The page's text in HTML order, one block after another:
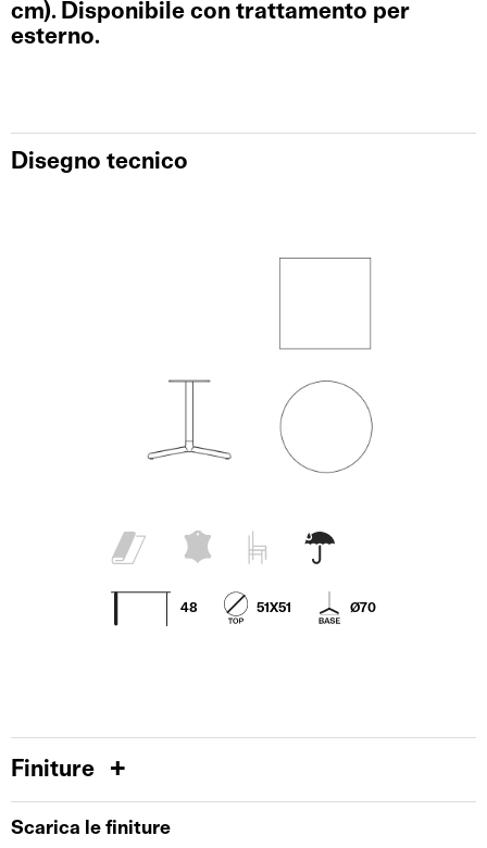
cm). Disponibile con trattamento per
esterno.
Disegno tecnico
48 51X51 Ø70
Finiture
Scarica le finiture